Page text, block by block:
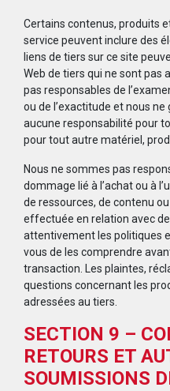
Certains contenus, produits
service peuvent inclure des
liens de tiers sur ce site
Web de tiers qui ne sont pas
pas responsables de
ou de l’exactitude et nous
aucune responsabilité pour
pour tout autre matériel,
Nous ne sommes pas
dommage lié à l’achat ou à
de ressources, de contenu
effectuée en relation avec
attentivement les politiques
vous de les comprendre
transaction. Les plaintes,
questions concernant les
adressées au tiers.
SECTION 9 –
RETOURS ET
SOUMISSIONS